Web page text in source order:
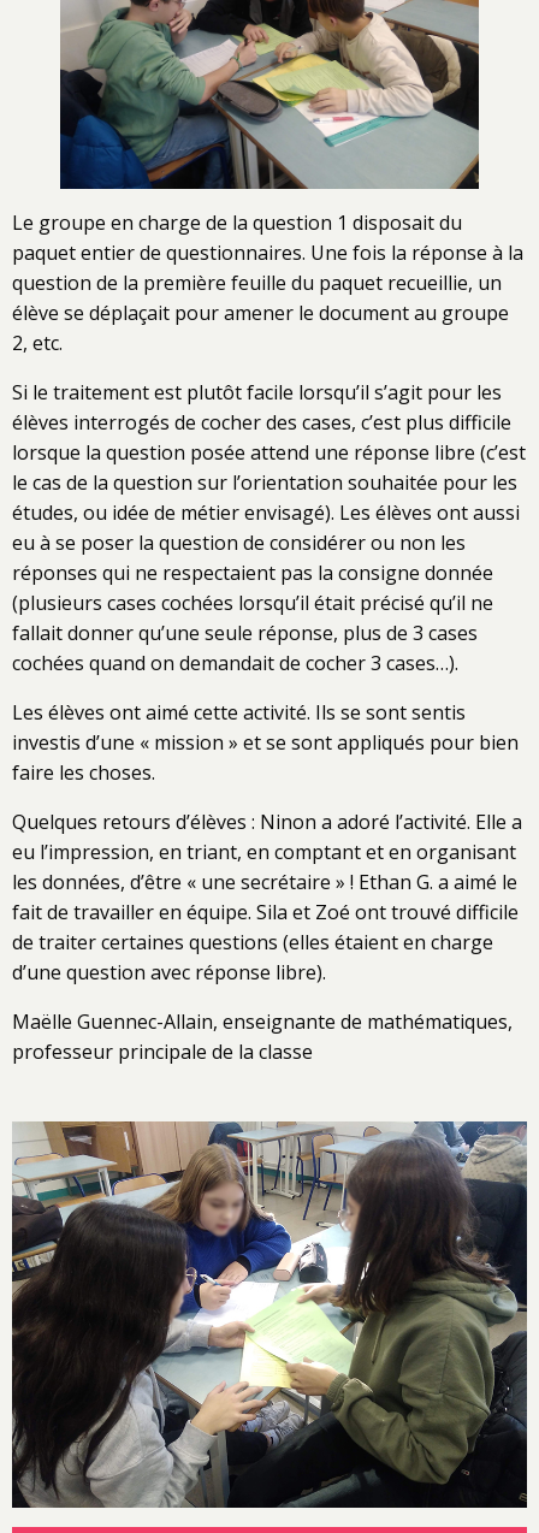
Le groupe en charge de la question 1 disposait du
paquet entier de questionnaires. Une fois la réponse à la
question de la première feuille du paquet recueillie, un
élève se déplaçait pour amener le document au groupe
2, etc.
Si le traitement est plutôt facile lorsqu’il s’agit pour les
élèves interrogés de cocher des cases, c’est plus difficile
lorsque la question posée attend une réponse libre (c’est
le cas de la question sur l’orientation souhaitée pour les
études, ou idée de métier envisagé). Les élèves ont aussi
eu à se poser la question de considérer ou non les
réponses qui ne respectaient pas la consigne donnée
(plusieurs cases cochées lorsqu’il était précisé qu’il ne
fallait donner qu’une seule réponse, plus de 3 cases
cochées quand on demandait de cocher 3 cases…).
Les élèves ont aimé cette activité. Ils se sont sentis
investis d’une « mission » et se sont appliqués pour bien
faire les choses.
Quelques retours d’élèves : Ninon a adoré l’activité. Elle a
eu l’impression, en triant, en comptant et en organisant
les données, d’être « une secrétaire » ! Ethan G. a aimé le
fait de travailler en équipe. Sila et Zoé ont trouvé difficile
de traiter certaines questions (elles étaient en charge
d’une question avec réponse libre).
Maëlle Guennec-Allain, enseignante de mathématiques,
professeur principale de la classe